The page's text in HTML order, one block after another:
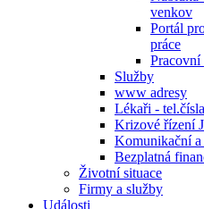
venkov
Portál
práce
Pracovní
Služby
www adresy
Lékaři - tel.čísla
Krizové řízení
Komunikační
Bezplatná
Životní situace
Firmy a služby
Události